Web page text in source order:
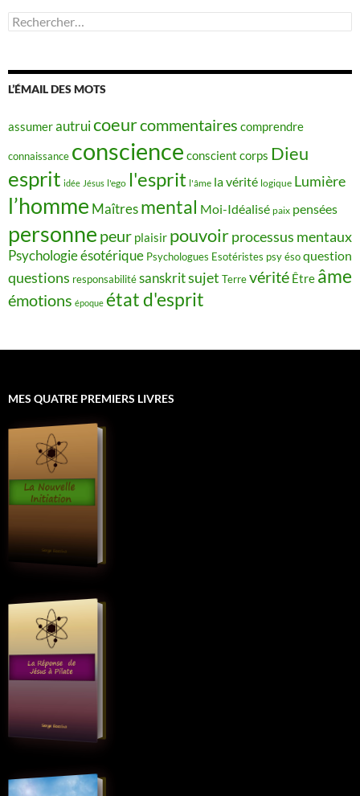
Rechercher :
L’ÉMAIL DES MOTS
assumerautruicoeurcommentaires comprendre
connaissance conscience conscient corps Dieu
esprit idée Jésus l'ego l'esprit l'âme la vérité logique Lumière
l’homme Maîtres mental Moi-Idéalisé paix pensées
personne peur plaisir pouvoirprocessus mentaux
Psychologie ésotérique Psychologues Esotéristes psy ésoquestion
questions responsabilitésanskritsujet Terrevérité Être âme
émotions époque état d'esprit
MES QUATRE PREMIERS LIVRES